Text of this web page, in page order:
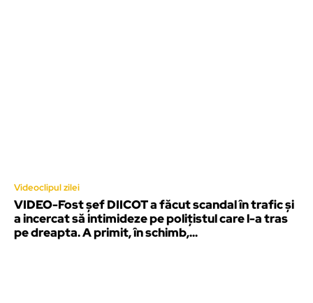
Videoclipul zilei
VIDEO-Fost șef DIICOT a făcut scandal în trafic și
a incercat să intimideze pe polițistul care l-a tras
pe dreapta. A primit, în schimb,...